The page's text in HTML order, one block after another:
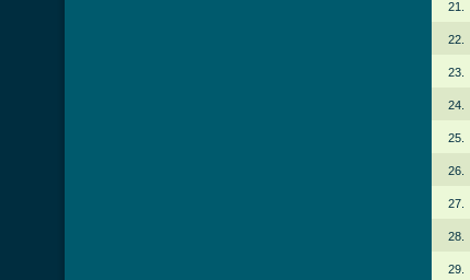
21.
22.
23.
24.
25.
26.
27.
28.
29.